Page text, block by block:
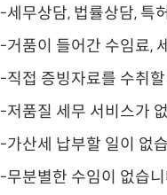
-세무상담, 법률상담, 특
-거품이 들어간 수임료,
-직접 증빙자료를 수취
-저품질 세무 서비스가
-가산세 납부할 일이 없
-무분별한 수임이 없습